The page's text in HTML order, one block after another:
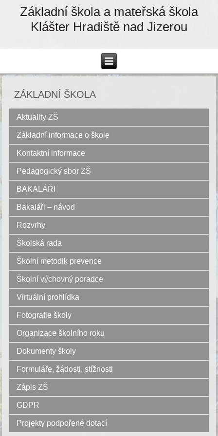
Základní škola a mateřská škola
Klášter Hradiště nad Jizerou
ZÁKLADNÍ ŠKOLA
Aktuality ZŠ
Základní informace o škole
Kontaktní informace
Pedagogický sbor ZŠ
BAKALÁŘI
Bakaláři – návod
Rozvrhy
Školská rada
Školní metodik prevence
Školní výchovný poradce
Virtuální prohlídka
Fotografie školy
Organizace školního roku
Dokumenty školy
Formuláře, žádosti, stížnosti
Zápis ZŠ
GDPR
Projekty podpořené dotací